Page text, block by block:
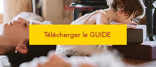
Mamans
Télécherger le GUIDE